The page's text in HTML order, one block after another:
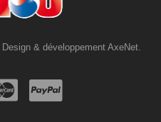
& développementAxeNet.